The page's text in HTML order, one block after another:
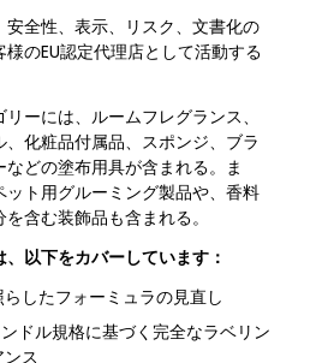
全性、表示、リスク、文書化の
のEU認定代理店として活動する
ーには、ルームフレグランス、
化粧品付属品、スポンジ、ブラ
どの塗布用具が含まれる。ま
ット用グルーミング製品や、香料
含む装飾品も含まれる。
以下をカバーしています：
したフォーミュラの見直し
ドル規格に基づく完全なラベリン
ス